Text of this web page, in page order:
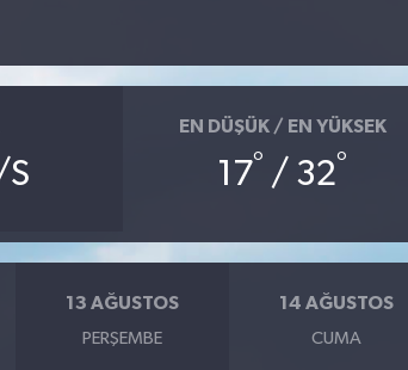
S
EN DÜŞÜK / EN YÜKSEK
17° / 32°
13 AĞUSTOS
PERŞEMBE
14 AĞUSTOS
CUMA